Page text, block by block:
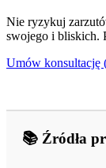
Nie ryzykuj
swojego i bliskich.
Umów konsultację
📚 Źródła